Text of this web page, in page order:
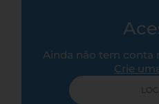
Ainda não tem conta
Crie